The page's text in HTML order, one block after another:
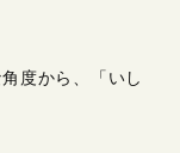
度から、「いし